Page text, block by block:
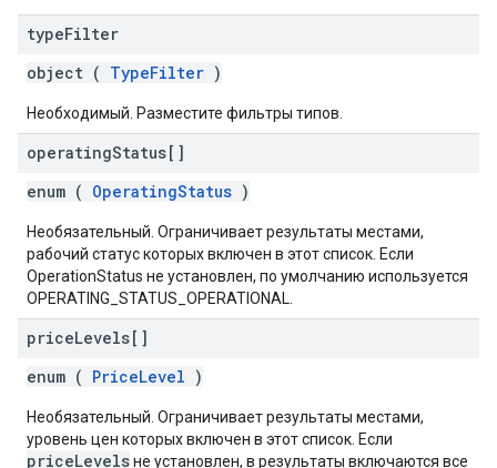
typeFilter
object ( TypeFilter )
Необходимый. Разместите фильтры типов.
operatingStatus[]
enum ( OperatingStatus )
Необязательный. Ограничивает результаты местами,
рабочий статус которых включен в этот список. Если
OperationStatus не установлен, по умолчанию используется
OPERATING_STATUS_OPERATIONAL.
priceLevels[]
enum ( PriceLevel )
Необязательный. Ограничивает результаты местами,
уровень цен которых включен в этот список. Если
priceLevelsне установлен, в результаты включаются все